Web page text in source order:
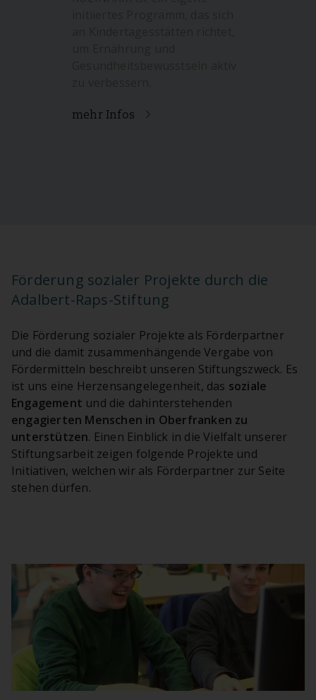
mehr Infos
Förderung sozialer Projekte durch die
Adalbert-Raps-Stiftung
Die Förderung sozialer Projekte als Förderpartner
und die damit zusammenhängende Vergabe von
Fördermitteln beschreibt unseren Stiftungszweck. Es
ist uns eine Herzensangelegenheit, das soziale
Engagement und die dahinterstehenden
engagierten Menschen in Oberfranken zu
unterstützen. Einen Einblick in die Vielfalt unserer
Stiftungsarbeit zeigen folgende Projekte und
Initiativen, welchen wir als Förderpartner zur Seite
stehen dürfen.